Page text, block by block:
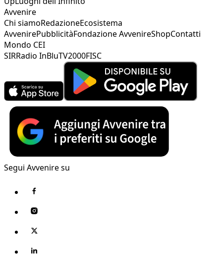
Avvenire
Chi siamoRedazioneEcosistema
AvvenirePubblicitàFondazione AvvenireShopContatti
Mondo CEI
SIRRadio InBluTV2000FISC
Segui Avvenire su